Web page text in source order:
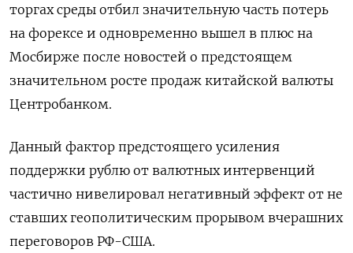
торгах среды отбил значительную часть потерь
на форексе и одновременно вышел в плюс на
Мосбирже после новостей о предстоящем
значительном росте продаж китайской валюты
Центробанком.
Данный фактор предстоящего усиления
поддержки рублю от валютных интервенций
частично нивелировал негативный эффект от не
ставших геополитическим прорывом вчерашних
переговоров РФ-США.